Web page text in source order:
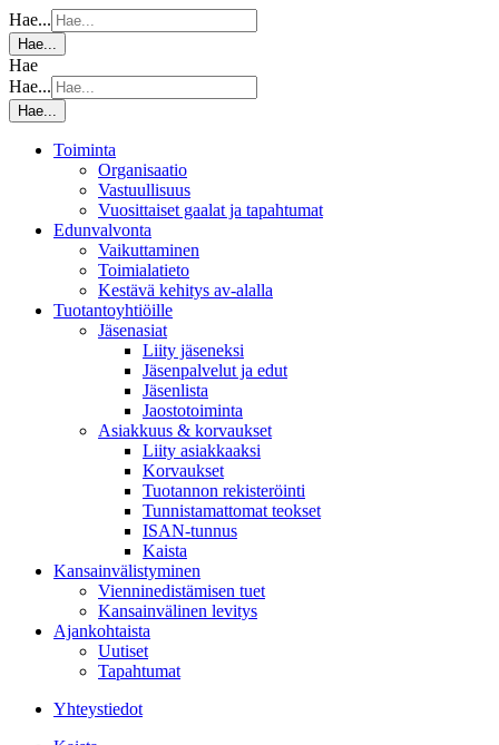
Hae...
Hae...
Hae
Hae...
Hae...
Toiminta
Organisaatio
Vastuullisuus
Vuosittaiset gaalat ja tapahtumat
Edunvalvonta
Vaikuttaminen
Toimialatieto
Kestävä kehitys av-alalla
Tuotantoyhtiöille
Jäsenasiat
Liity jäseneksi
Jäsenpalvelut ja edut
Jäsenlista
Jaostotoiminta
Asiakkuus & korvaukset
Liity asiakkaaksi
Korvaukset
Tuotannon rekisteröinti
Tunnistamattomat teokset
ISAN-tunnus
Kaista
Kansainvälistyminen
Vienninedistämisen tuet
Kansainvälinen levitys
Ajankohtaista
Uutiset
Tapahtumat
Yhteystiedot